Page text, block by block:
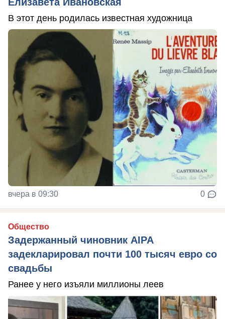
В этот день родилась известная художница
вчера в 09:30 0
Общество
Задержанный чиновник AIPA
задекларировал почти 100 тысяч евро со
свадьбы
Ранее у него изъяли миллионы леев